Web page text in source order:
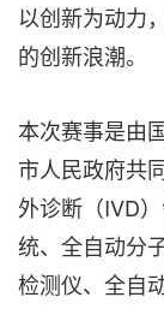
以创新为动力
的创新浪潮。
本次赛事是由
市人民政府共
外诊断（IVD
统、全自动分
检测仪、全自